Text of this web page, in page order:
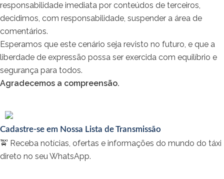
responsabilidade imediata por conteúdos de terceiros,
decidimos, com responsabilidade, suspender a área de
comentários.
Esperamos que este cenário seja revisto no futuro, e que a
liberdade de expressão possa ser exercida com equilíbrio e
segurança para todos.
Agradecemos a compreensão.
Cadastre-se em Nossa Lista de Transmissão
🚖 Receba notícias, ofertas e informações do mundo do táxi
direto no seu WhatsApp.